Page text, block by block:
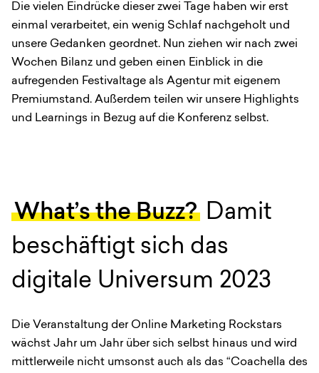
Die vielen Eindrücke dieser zwei Tage haben wir erst
einmal verarbeitet, ein wenig Schlaf nachgeholt und
unsere Gedanken geordnet. Nun ziehen wir nach zwei
Wochen Bilanz und geben einen Einblick in die
aufregenden Festivaltage als Agentur mit eigenem
Premiumstand. Außerdem teilen wir unsere Highlights
und Learnings in Bezug auf die Konferenz selbst.
What’s the Buzz? Damit
beschäftigt sich das
digitale Universum 2023
Die Veranstaltung der Online Marketing Rockstars
wächst Jahr um Jahr über sich selbst hinaus und wird
mittlerweile nicht umsonst auch als das “Coachella des